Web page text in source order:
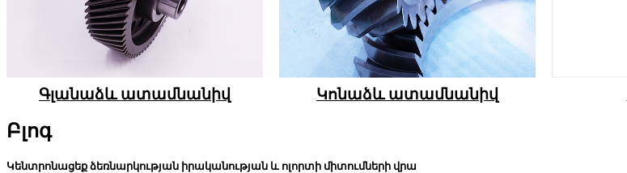
Գլանաձև ատամնանիվ Կոնաձև ատամնանիվ
Բլոգ
Կենտրոնացեք ձեռնարկության իրականության և ոլորտի միտումների վրա